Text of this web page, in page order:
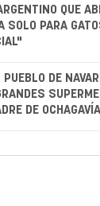
QUE
SOLO PARA
DE
DE OCHAGAVÍA